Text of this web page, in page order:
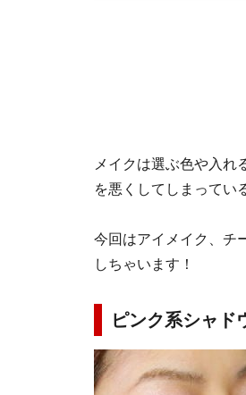
メイクは選ぶ色や入れ
を悪くしてしまってい
今回はアイメイク、チ
しちゃいます！
ピンク系シャド